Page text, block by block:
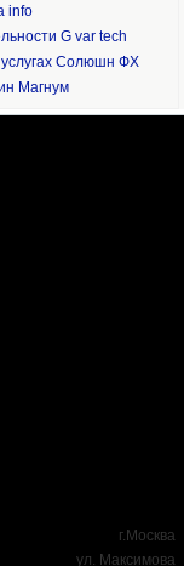
info
G var tech
Солюшн ФХ
Магнум
г.Москва
ул. Максимова